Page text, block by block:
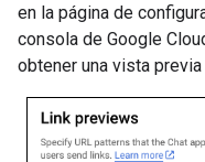
en la página de
consola de Google
obtener una vista